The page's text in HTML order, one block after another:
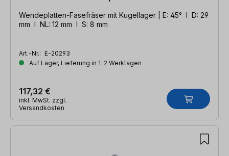
Wendeplatten-Fasefräser mit Kugellager | E: 45° l D: 29
mm l NL: 12 mm l S: 8 mm
Art.-Nr.: E-20293
Auf Lager, Lieferung in 1-2 Werktagen
117,32 €
inkl. MwSt. zzgl.
Versandkosten